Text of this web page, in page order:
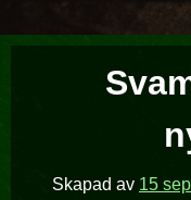
över
Skapad av 15